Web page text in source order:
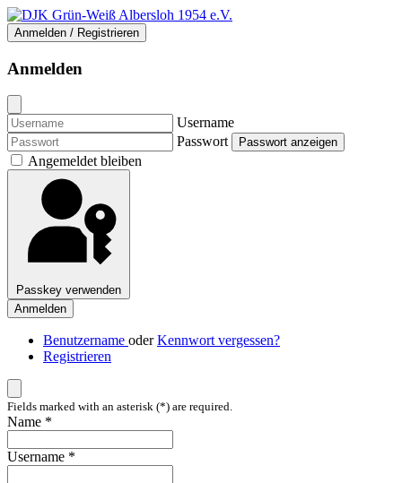
Anmelden / Registrieren
Anmelden
Username
Passwort
Passwort anzeigen
Angemeldet bleiben
Passkey verwenden
Anmelden
Benutzername oderKennwort vergessen?
Registrieren
Fields marked with an asterisk (*) are required.
Name *
Username *